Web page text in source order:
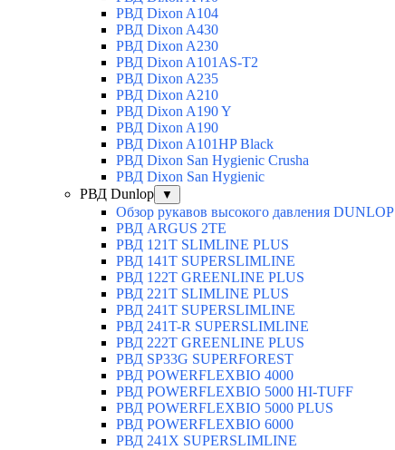
РВД Dixon A104
РВД Dixon A430
РВД Dixon A230
РВД Dixon A101AS-T2
РВД Dixon A235
РВД Dixon A210
РВД Dixon A190 Y
РВД Dixon A190
РВД Dixon A101HP Black
РВД Dixon San Hygienic Crusha
РВД Dixon San Hygienic
РВД Dunlop
▼
Обзор рукавов высокого давления DUNLOP
РВД ARGUS 2TE
РВД 121T SLIMLINE PLUS
РВД 141T SUPERSLIMLINE
РВД 122T GREENLINE PLUS
РВД 221T SLIMLINE PLUS
РВД 241T SUPERSLIMLINE
РВД 241T-R SUPERSLIMLINE
РВД 222T GREENLINE PLUS
РВД SP33G SUPERFOREST
РВД POWERFLEXBIO 4000
РВД POWERFLEXBIO 5000 HI-TUFF
РВД POWERFLEXBIO 5000 PLUS
РВД POWERFLEXBIO 6000
РВД 241X SUPERSLIMLINE